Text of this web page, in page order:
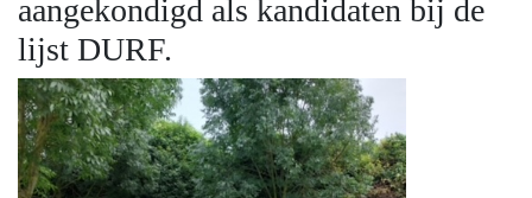
aangekondigd als kandidaten bij de
lijst DURF.